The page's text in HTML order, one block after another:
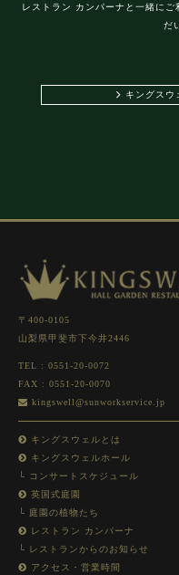
レストラン カンパーナと一緒に
だ
キングスウ
〒400-0105
山梨県甲斐市下今井2446
TEL : 0551-20-0072
FAX : 0551-20-0070
kingswell@sunworkservice.jp
キングスウェルとは
キングスウェルホール
└ コンサートスケジュール
英国式庭園
└ 庭園の植物たち
レストラン カンパーナ
└ レストランからのお知らせ
アクセス・営業時間